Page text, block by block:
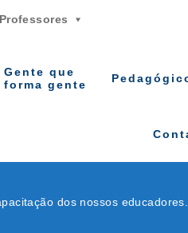
Gente que
forma gente
Professores
dos nossos